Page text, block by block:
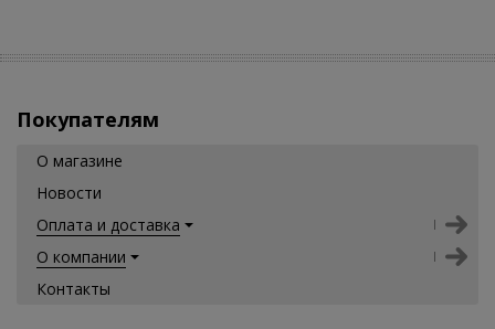
Покупателям
О магазине
Новости
Оплата и доставка
О компании
Контакты